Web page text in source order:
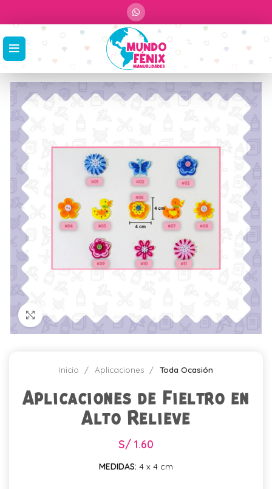
Click para agrandar
Inicio Aplicaciones Toda Ocasión
Aplicaciones de Fieltro en
Alto Relieve
S/ 1.60
MEDIDAS: 4 x 4 cm